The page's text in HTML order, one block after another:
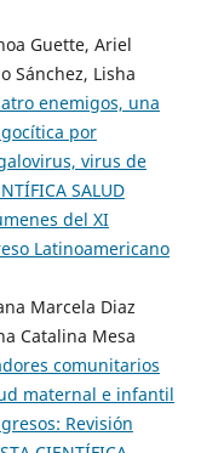
Guette, Ariel
Sánchez, Lisha
enemigos, una
por
virus de
SALUD
del XI
Latinoamericano
Marcela Diaz
Catalina Mesa
comunitarios
maternal e infantil
Revisión